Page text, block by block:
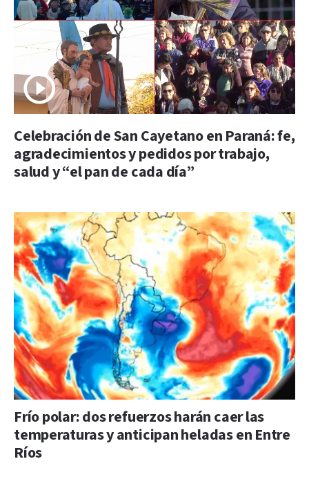
Celebración de San Cayetano en Paraná: fe,
agradecimientos y pedidos por trabajo,
salud y “el pan de cada día”
Frío polar: dos refuerzos harán caer las
temperaturas y anticipan heladas en Entre
Ríos